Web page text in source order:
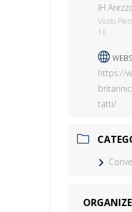
IH
Vicolo
16
https://
tatti/